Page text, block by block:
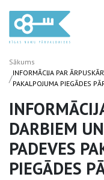
Sākums
/INFORMĀCIJA PAR
PAKALPOJUMA PIEGĀDES
DARBIEM
PADEVES
PIEGĀDES